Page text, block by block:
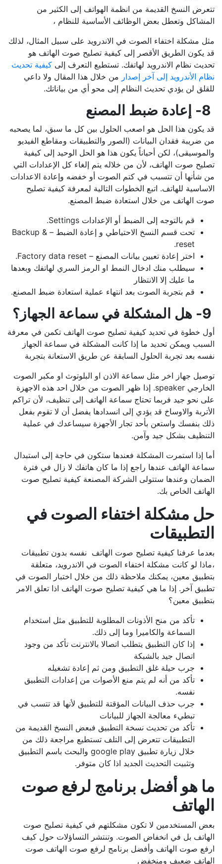
تتعرض النسخ القديمة من انظمة الهواتف إلى الكثير من
المشاكل وتعطل بعض الوظائف الأساسية للنظام ،
مثل مشكلة اختفاء الصوت في الاندرويد على سبيل المثال، لذلك
قد يكون الطريق الأقصر إلى كيفية تصليح صوت الهاتف هو
تحديث نظام الاندرويد لهاتفك. تستطيع التعرف إلى كيفية تحديث
نظام الأندرويد إلى آخر إصدار من خلال هذا المقال ولا داعي
للقلق لن يؤدي تحديث النظام إلى محو أي من بياناتك.
قد يكون هذا الحل هو اصعب الحلول بين كل ما سبق، لما يصحبه
من ضريبة فقدان البيانات (الصور والتطبيقات ومقاطع الفيديو
والموسيقى)، لكن أحياناً يكون هذا هو الحل الوحيد إلى كيفية
تصليح صوت الهاتف، لأن من خلاله يتم إلغاء كل الإعدادات التي
من شأنها أن تتسبب في كتم الصوت أو خفضه وإعادة الاعدادات
الاساسية للهاتف. اتبع الخطوات التالية لمعرفة كيفية تصليح
صوت الهاتف من خلال استعادة ضبط المصنع.
قم بالتوجه إلى الضبط أو الإعدادات Settings.
تحت قسم النسخ الاحتياطي و إعادة الضبط – Backup &
reset.
اختر إعادة تعيين بيانات المصنع – Factory data reset.
سيطلب منك ادخال النمط او الرمز السري لهاتفك وبعدها
ما عليك إلا الانتظار
قم بتجربة الصوت بعد انتهاء عملية استعادة ضبط المصنع.
أول خطوة في تحديد كيفية تصليح صوت الهاتف تكمن في معرفة
السبب ويمكن تحديد ما إذا كانت المشكلة في سماعة الجهاز
نفسه بعد تجربة الحلول السابقة عن طريق الاستعانة بتجربة
توصيل جهاز اخر مثل سماعة الاذن او البلوتوث او مكبر الصوت
الخارجي speaker. إذا ظهر الصوت من خلال احد هذه الاجهزة
على نحو جيد فربما تحتاج سماعة الهاتف إلى تنظيف، لأن تراكم
الأتربة والاوساخ قد يؤدي إلى انسدادها يفضل أن لا تقوم بفعل
ذلك بنفسك واستعن بأحد تجار الأجهزة سيساعدك في عملية
التنظيف بشكل جيد وآمن.
أما إذا استمرت المشكلة فعندها ستكون في حاجة إلى استبدال
سماعة الهاتف عندها راجع إذا ما كان هاتفك لا زال في فترة
الضمان وعندها ستتولى الشركة المصنعة كيفية تصليح صوت
الهاتف الخاص بك.
حل مشكلة اختفاء الصوت في
التطبيقات
بعدما عرفنا كيفية تصليح صوت الهاتف نفسه بدون تطبيقات
،ماذا لو كانت مشكلة اختفاء الصوت في الاندرويد، متعلقة
بتطبيق معين، يمكنك ملاحظة ذلك من خلال اختبار الصوت في
تطبيق آخر. إذا ما هي كيفية تصليح صوت الهاتف اذا تعلق الامر
بتطبيق معين؟
تأكد من منح الأذونات المطلوبة للتطبيق مثل استخدام
السماعة والكاميرا وما إلى ذلك.
إذا كان التطبيق يتطلب اتصالا بالانترنت تأكد من وجود
اتصال جيد بالشبكة
جرب حيلة غلق التطبيق ومن ثم إعادة تشغيله
تأكد من أنه لم يتم منع الأصوات من إعدادات التطبيق
نفسه.
جرب حذف البيانات المؤقتة للتطبيق لأنها قد تتسب في
تبطيء معالجة الجهاز للبيانات
تأكد من تحديث نسخة التطبيق فبعض النسخ القديمة من
التطبيقات تتعرض إلى التلف تستطيع مراجعة ذلك من
خلال زيارة تطبيق google play والبحث باسم التطبيق
وتثبيت التحديث الجديد اذا كان متوفر.
ما هو أفضل برنامج لرفع صوت
الهاتف
بعض المستخدمين لا تكون مشكلتهم في كيفية تصليح صوت
الهاتف بل في انخفاض الصوت. وتنتشر التساؤلات حول كيف
ارفع صوت الهاتف وأفضل برنامج لرفع صوت الهاتف صوت
الهاتف ضعيف ومنخفض